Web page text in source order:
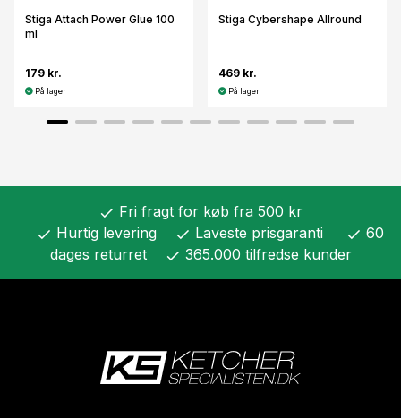
Stiga Attach Power Glue 100
ml
179 kr.
På lager
Stiga Cybershape Allround
469 kr.
På lager
check Fri fragt for køb fra 500 kr
check Hurtig levering check Laveste prisgaranti check 60
dages returret
check 365.000 tilfredse kunder